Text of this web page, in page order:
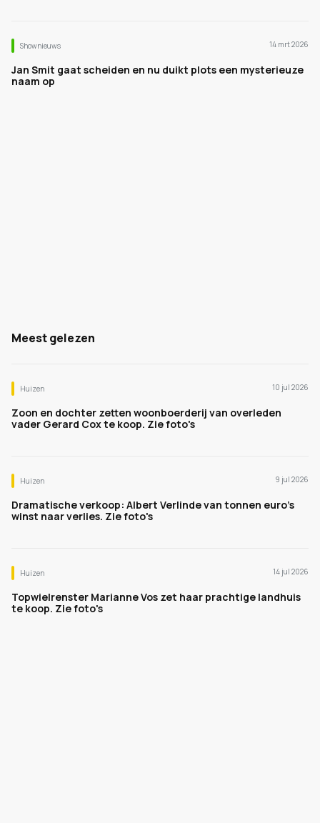
Shownieuws 14 mrt 2026
Jan Smit gaat scheiden en nu duikt plots een mysterieuze
naam op
Meest gelezen
Huizen 10 jul 2026
Zoon en dochter zetten woonboerderij van overleden
vader Gerard Cox te koop. Zie foto's
Huizen 9 jul 2026
Dramatische verkoop: Albert Verlinde van tonnen euro's
winst naar verlies. Zie foto's
Huizen 14 jul 2026
Topwielrenster Marianne Vos zet haar prachtige landhuis
te koop. Zie foto's